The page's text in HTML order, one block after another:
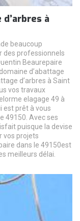
à
beaucoup
des professionnels
Beaurepaire
d’abattage
d’arbres à Saint
vos travaux
elagage 49 à
est prêt à vous
49150. Avec ses
puisque la devise
vos projets
dans le 49150est
meilleurs délai.